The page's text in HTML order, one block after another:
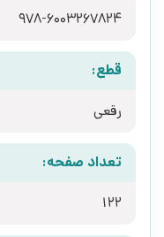
978-6003267824
قطع:
رقعی
تعداد صفحه:
122